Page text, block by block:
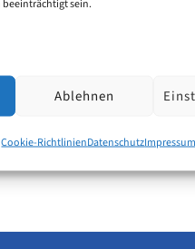
sein.
Ablehnen
Cookie-RichtlinienDatenschutz
die Erstellung des